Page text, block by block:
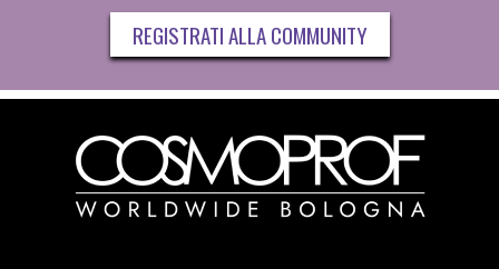
REGISTRATI ALLA COMMUNITY